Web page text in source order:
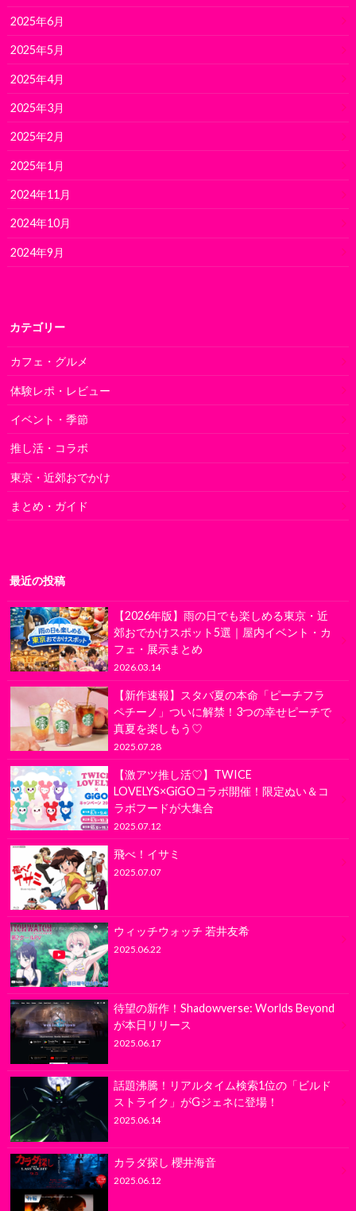
2025年6月
2025年5月
2025年4月
2025年3月
2025年2月
2025年1月
2024年11月
2024年10月
2024年9月
カテゴリー
カフェ・グルメ
体験レポ・レビュー
イベント・季節
推し活・コラボ
東京・近郊おでかけ
まとめ・ガイド
最近の投稿
【2026年版】雨の日でも楽しめる東京・近
郊おでかけスポット5選｜屋内イベント・カ
フェ・展示まとめ
2026.03.14
【新作速報】スタバ夏の本命「ピーチフラ
ペチーノ」ついに解禁！3つの幸せピーチで
真夏を楽しもう♡
2025.07.28
【激アツ推し活♡】TWICE
LOVELYS×GiGOコラボ開催！限定ぬい＆コ
ラボフードが大集合
2025.07.12
飛べ！イサミ
2025.07.07
ウィッチウォッチ 若井友希
2025.06.22
待望の新作！Shadowverse: Worlds Beyond
が本日リリース
2025.06.17
話題沸騰！リアルタイム検索1位の「ビルド
ストライク」がGジェネに登場！
2025.06.14
カラダ探し 櫻井海音
2025.06.12